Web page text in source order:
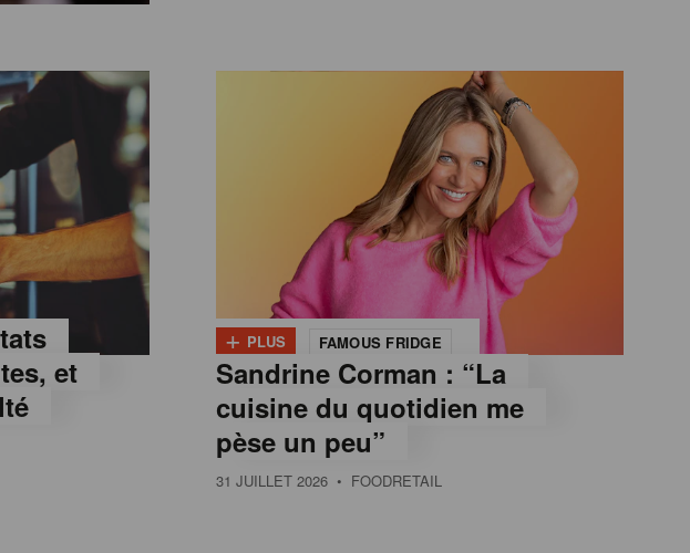
et
+ PLUS FAMOUS FRIDGE
Sandrine Corman : “La
cuisine du quotidien me
pèse un peu”
31 JUILLET 2026 • FOODRETAIL